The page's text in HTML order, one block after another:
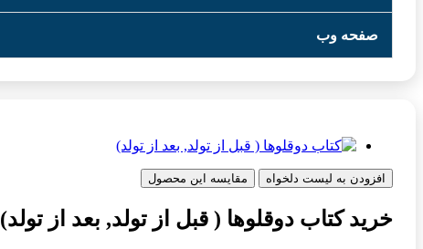
صفحه وب
افزودن به لیست دلخواه مقایسه این محصول
خرید کتاب دوقلوها ( قبل از تولد, بعد از تولد)